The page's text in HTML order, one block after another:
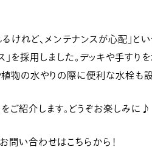
るけれど、メンテナンスが心配」
を採用しました。デッキや手すり
物の水やりの際に便利な水栓も設
ご紹介します。どうぞお楽しみに♪
問い合わせはこちらから！